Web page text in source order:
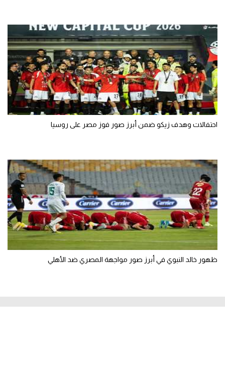
احتفالات وهدف زيكو ضمن أبرز صور فوز مصر على روسيا
ظهور خالد النبوي في أبرز صور مواجهة المصري ضد الأهلي